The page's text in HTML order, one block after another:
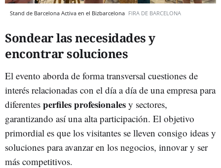
Stand de Barcelona Activa en el Bizbarcelona FIRA DE BARCELONA
Sondear las necesidades y
encontrar soluciones
El evento aborda de forma transversal cuestiones de
interés relacionadas con el día a día de una empresa para
diferentes perfilesprofesionales y sectores,
garantizando así una alta participación. El objetivo
primordial es que los visitantes se lleven consigo ideas y
soluciones para avanzar en los negocios, innovar y ser
más competitivos.